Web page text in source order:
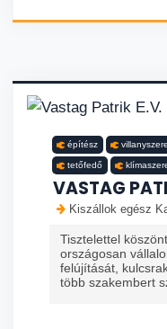
építész
tetőfedő
VASTAG
Kiszállok egész
Tisztelettel
országosan
felújítását,
több szakembert